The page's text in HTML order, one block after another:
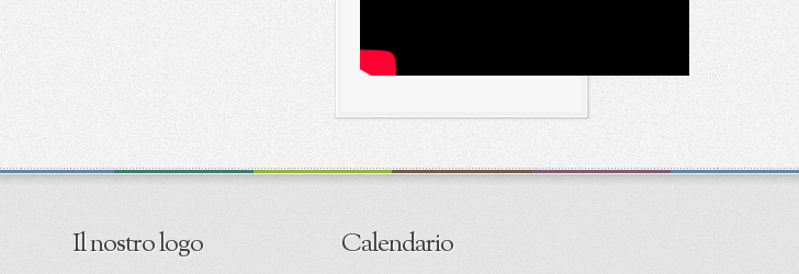
Il nostro logo Calendario